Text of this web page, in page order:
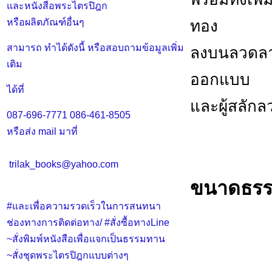
และหนังสือพระไตรปิฎก
หรือผลิตภัณฑ์อื่นๆ
สามารถ ทำได้ดังนี้ หรือสอบถามข้อมูลเพิ่ม
เติม
ได้ที่
087-696-7771 086-461-8505
หรือส่ง mail มาที่
trilak_books@yahoo.com
#และเพื่อความรวดเร็วในการสนทนา
ช่องทางการติดต่อทาง/ #สั่งซื้อทางLine
~สั่งพิมพ์หนังสือเพื่อแจกเป็นธรรมทาน
~สั่งชุดพระไตรปิฎกแบบต่างๆ
ทอง
ลงบนลวด
ออกแบบ
และผู้สลักล
ขนาดธร